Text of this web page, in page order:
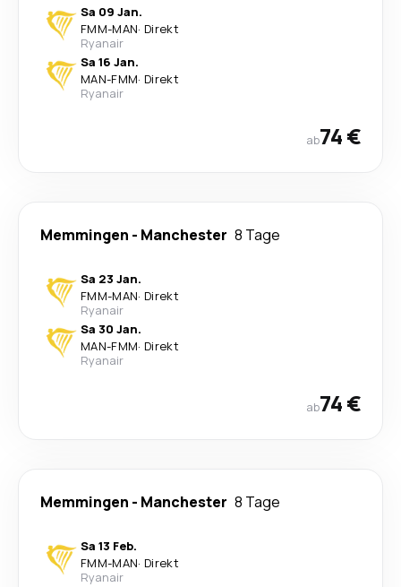
Sa 09 Jan.
FMM-MAN· Direkt
Ryanair
Sa 16 Jan.
MAN-FMM· Direkt
Ryanair
ab74 €
Memmingen - Manchester 8 Tage
Sa 23 Jan.
FMM-MAN· Direkt
Ryanair
Sa 30 Jan.
MAN-FMM· Direkt
Ryanair
ab74 €
Memmingen - Manchester 8 Tage
Sa 13 Feb.
FMM-MAN· Direkt
Ryanair